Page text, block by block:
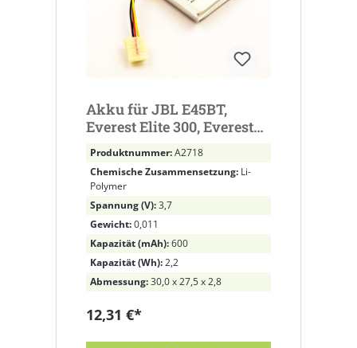
Akku für JBL E45BT,
Everest Elite 300, Everest
Elite E45BT ersetzt
GSP753030
Produktnummer:A2718
Chemische Zusammensetzung: Li-
Polymer
Spannung (V):3,7
Gewicht:0,011
Kapazität (mAh):600
Kapazität (Wh):2,2
Abmessung:30,0 x 27,5 x 2,8
12,31 €*